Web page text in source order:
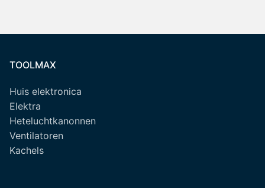
TOOLMAX
Huis elektronica
Elektra
Heteluchtkanonnen
Ventilatoren
Kachels